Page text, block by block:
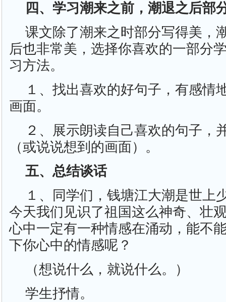
四、学习潮来之前，潮退之后部
课文除了潮来之时部分写得美，
后也非常美，选择你喜欢的一部分
习方法。
１、找出喜欢的好句子，有感情
画面。
２、展示朗读自己喜欢的句子，
（或说说想到的画面）。
五、总结谈话
１、同学们，钱塘江大潮是世上
今天我们见识了祖国这么神奇、壮
心中一定有一种情感在涌动，能不
下你心中的情感呢？
（想说什么，就说什么。）
学生抒情。